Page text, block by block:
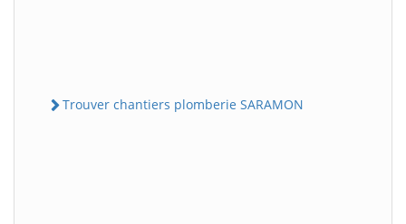
Trouver chantiers plomberie SARAMON